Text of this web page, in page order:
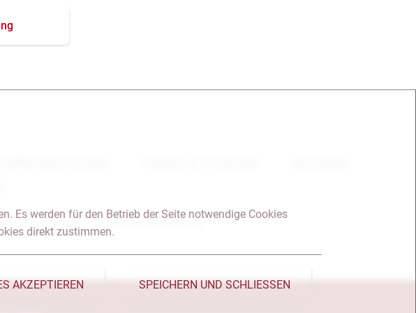
Es werden für den Betrieb der Seite notwendige Cookies
direkt zustimmen.
AKZEPTIEREN SPEICHERN UND SCHLIESSEN